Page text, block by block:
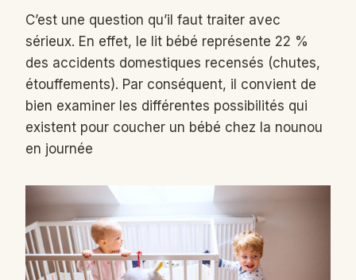
C’est une question qu’il faut traiter avec
sérieux. En effet, le lit bébé représente 22 %
des accidents domestiques recensés (chutes,
étouffements). Par conséquent, il convient de
bien examiner les différentes possibilités qui
existent pour coucher un bébé chez la nounou
en journée